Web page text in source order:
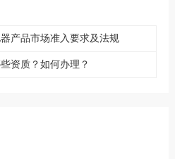
产品市场准入要求及法规
资质？如何办理？